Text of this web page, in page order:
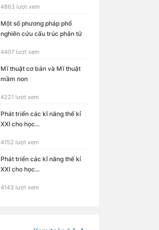
4863 lượt xem
Một số phương pháp phổ
nghiên cứu cấu trúc phân tử
4407 lượt xem
Mĩ thuật cơ bản và Mĩ thuật
mầm non
4221 lượt xem
Phát triển các kĩ năng thế kỉ
XXI cho học...
4152 lượt xem
Phát triển các kĩ năng thế kỉ
XXI cho học...
4143 lượt xem